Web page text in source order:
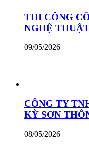
THI CÔNG
NGHỆ
09/05/2026
CÔNG TY
KỲ SƠN
08/05/2026